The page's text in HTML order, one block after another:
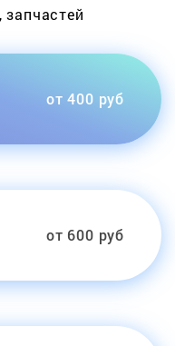
от 400 руб
от 600 руб